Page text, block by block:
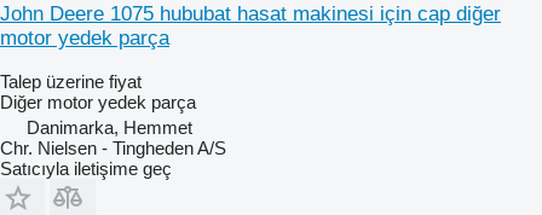
John Deere 1075 hububat hasat makinesi için cap diğer
motor yedek parça
Talep üzerine fiyat
Diğer motor yedek parça
Danimarka, Hemmet
Chr. Nielsen - Tingheden A/S
Satıcıyla iletişime geç